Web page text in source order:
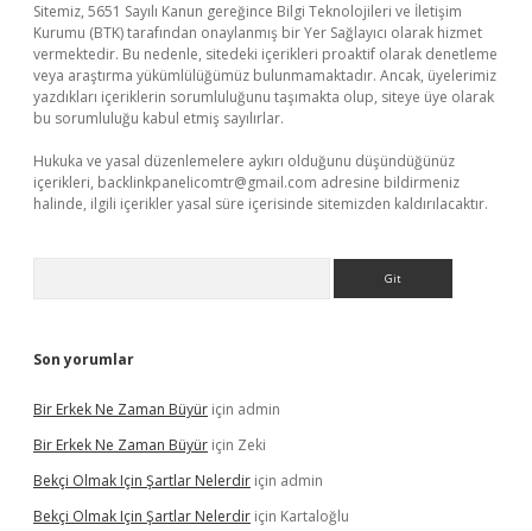
Sitemiz, 5651 Sayılı Kanun gereğince Bilgi Teknolojileri ve İletişim
Kurumu (BTK) tarafından onaylanmış bir Yer Sağlayıcı olarak hizmet
vermektedir. Bu nedenle, sitedeki içerikleri proaktif olarak denetleme
veya araştırma yükümlülüğümüz bulunmamaktadır. Ancak, üyelerimiz
yazdıkları içeriklerin sorumluluğunu taşımakta olup, siteye üye olarak
bu sorumluluğu kabul etmiş sayılırlar.
Hukuka ve yasal düzenlemelere aykırı olduğunu düşündüğünüz
içerikleri, backlinkpanelicomtr@gmail.com adresine bildirmeniz
halinde, ilgili içerikler yasal süre içerisinde sitemizden kaldırılacaktır.
Son yorumlar
Bir Erkek Ne Zaman Büyür için admin
Bir Erkek Ne Zaman Büyür için Zeki
Bekçi Olmak Için Şartlar Nelerdir için admin
Bekçi Olmak Için Şartlar Nelerdir için Kartaloğlu